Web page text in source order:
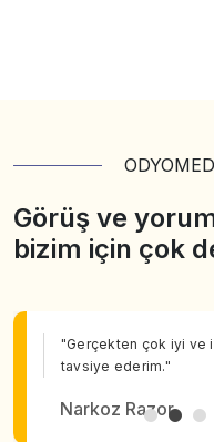
Görüş ve
bizim için çok
"Gerçekten çok iyi ve
tavsiye ederim."
Narkoz Razor